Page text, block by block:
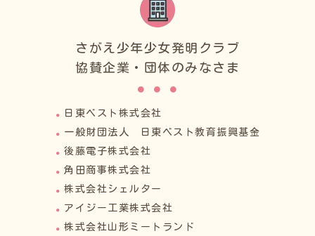
さがえ少年少女発明クラブ
協賛企業・団体のみなさま
日東ベスト株式会社
一般財団法人 日東ベスト教育振興基金
後藤電子株式会社
角田商事株式会社
株式会社シェルター
アイジー工業株式会社
株式会社山形ミートランド